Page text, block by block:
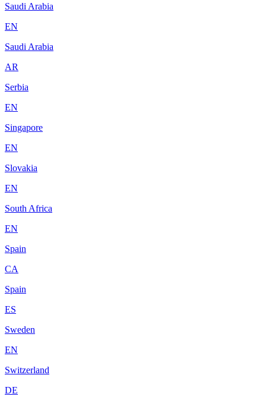
Saudi Arabia
EN
Saudi Arabia
AR
Serbia
EN
Singapore
EN
Slovakia
EN
South Africa
EN
Spain
CA
Spain
ES
Sweden
EN
Switzerland
DE